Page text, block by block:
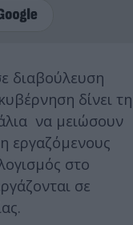
διαβούλευση
δίνει τη
να μειώσουν
εργαζόμενους
στο
σε